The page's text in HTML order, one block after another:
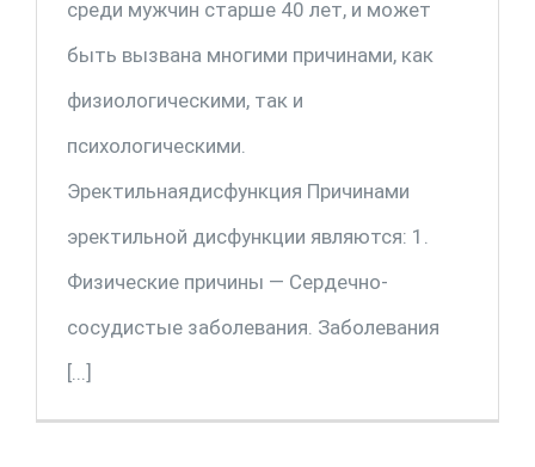
среди мужчин старше 40 лет, и может
быть вызвана многими причинами, как
физиологическими, так и
психологическими.
Эректильнаядисфункция Причинами
эректильной дисфункции являются: 1.
Физические причины — Сердечно-
сосудистые заболевания. Заболевания
[...]